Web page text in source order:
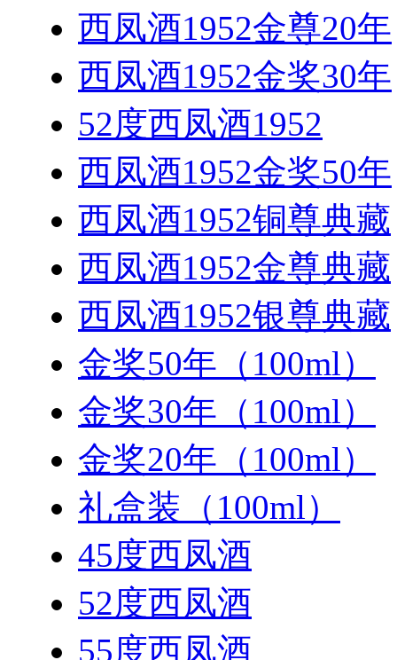
西凤酒1952金尊20年
西凤酒1952金奖30年
52度西凤酒1952
西凤酒1952金奖50年
西凤酒1952铜尊典藏
西凤酒1952金尊典藏
西凤酒1952银尊典藏
金奖50年（100ml）
金奖30年（100ml）
金奖20年（100ml）
礼盒装（100ml）
45度西凤酒
52度西凤酒
55度西凤酒